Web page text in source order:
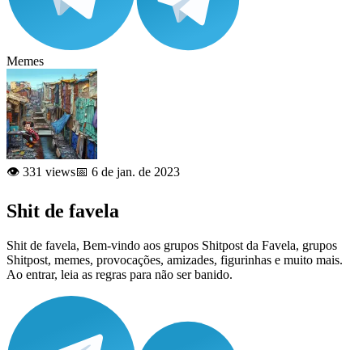
Memes
👁️ 331 views📅 6 de jan. de 2023
Shit de favela
Shit de favela, Bem-vindo aos grupos Shitpost da Favela, grupos
Shitpost, memes, provocações, amizades, figurinhas e muito mais.
Ao entrar, leia as regras para não ser banido.